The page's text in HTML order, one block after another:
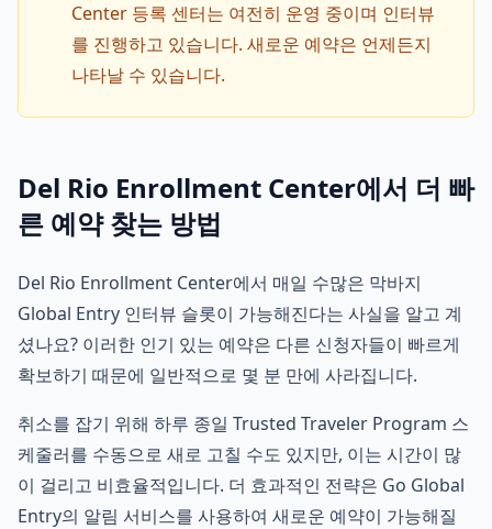
Center 등록 센터는 여전히 운영 중이며 인터뷰
를 진행하고 있습니다. 새로운 예약은 언제든지
나타날 수 있습니다.
Del Rio Enrollment Center에서 더 빠
른 예약 찾는 방법
Del Rio Enrollment Center에서 매일 수많은 막바지
Global Entry 인터뷰 슬롯이 가능해진다는 사실을 알고 계
셨나요? 이러한 인기 있는 예약은 다른 신청자들이 빠르게
확보하기 때문에 일반적으로 몇 분 만에 사라집니다.
취소를 잡기 위해 하루 종일 Trusted Traveler Program 스
케줄러를 수동으로 새로 고칠 수도 있지만, 이는 시간이 많
이 걸리고 비효율적입니다. 더 효과적인 전략은 Go Global
Entry의 알림 서비스를 사용하여 새로운 예약이 가능해질